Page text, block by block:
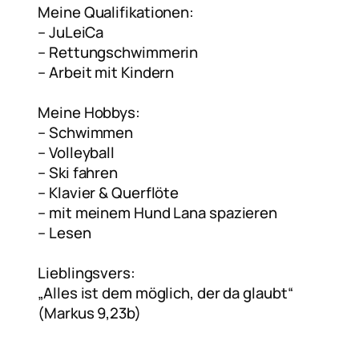
Meine Qualifikationen:
– ⁠JuLeiCa
– Rettungschwimmerin
– Arbeit mit Kindern
Meine Hobbys:
– Schwimmen
– Volleyball
– Ski fahren
– Klavier & Querflöte
– mit meinem Hund Lana spazieren
– Lesen
Lieblingsvers:
„Alles ist dem möglich, der da glaubt“
(Markus 9,23b)